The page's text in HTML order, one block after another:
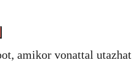
amikor vonattal utazhat